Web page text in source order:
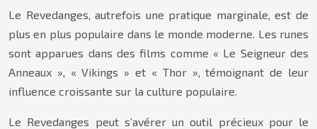
Le Revedanges, autrefois une pratique marginale, est de
plus en plus populaire dans le monde moderne. Les runes
sont apparues dans des films comme « Le Seigneur des
Anneaux », « Vikings » et « Thor », témoignant de leur
influence croissante sur la culture populaire.
Le Revedanges peut s’avérer un outil précieux pour le